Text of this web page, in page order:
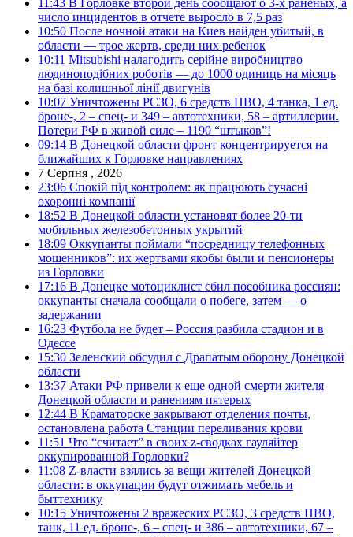
число инцидентов в отчете выросло в 7,5 раз
10:50 После ночной атаки на Киев найден убитый, в
области — трое жертв, среди них ребенок
10:11 Mitsubishi налагодить серійне виробництво
людиноподібних роботів — до 1000 одиниць на місяць
на базі колишньої лінії двигунів
10:07 Уничтожены РСЗО, 6 средств ПВО, 4 танка, 1 ед.
броне-, 2 – спец- и 349 – автотехники, 58 – артиллерии.
Потери РФ в живой силе – 1190 “штыков”!
09:14 В Донецкой области фронт концентрируется на
ближайших к Горловке направлениях
7 Серпня , 2026
23:06 Спокій під контролем: як працюють сучасні
охоронні компанії
18:52 В Донецкой области установят более 20-ти
мобильных железобетонных укрытий
18:09 Оккупанты поймали “посредницу телефонных
мошенников”: их жертвами якобы были и пенсионеры
из Горловки
17:16 В Донецке мотоциклист сбил пособника россиян:
оккупанты сначала сообщали о побеге, затем — о
задержании
16:23 Футбола не будет – Россия разбила стадион и в
Одессе
15:30 Зеленский обсудил с Драпатым оборону Донецкой
области
13:37 Атаки РФ привели к еще одной смерти жителя
Донецкой области и ранениям пятерых
12:44 В Краматорске закрывают отделения почты,
остановлена работа Станции переливания крови
11:51 Что “считает” в своих z-сводках гауляйтер
оккупированной Горловки?
11:08 Z-власти взялись за вещи жителей Донецкой
области: в оккупации будут отжимать мебель и
быттехнику
10:15 Уничтожены 2 вражеских РСЗО, 3 средств ПВО,
танк, 11 ед. броне-, 6 – спец- и 386 – автотехники, 67 –